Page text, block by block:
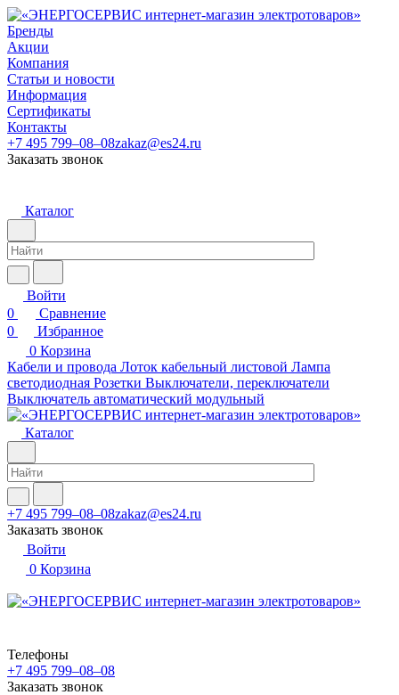
Бренды
Акции
Компания
Статьи и новости
Информация
Сертификаты
Контакты
+7 495 799–08–08zakaz@es24.ru
Заказать звонок
Каталог
Войти
0
Сравнение
0
Избранное
0 Корзина
Кабели и провода Лоток кабельный листовой Лампа
светодиодная Розетки Выключатели, переключатели
Выключатель автоматический модульный
Каталог
+7 495 799–08–08zakaz@es24.ru
Заказать звонок
Войти
0 Корзина
Телефоны
+7 495 799–08–08
Заказать звонок